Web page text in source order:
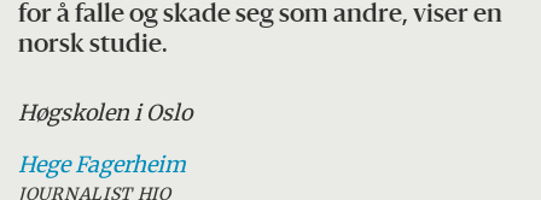
for å falle og skade seg som andre, viser en
norsk studie.
Høgskolen i Oslo
Hege Fagerheim
JOURNALIST HIO